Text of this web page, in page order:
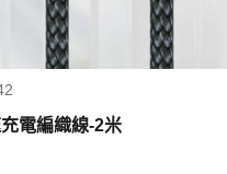
電編織線-2米